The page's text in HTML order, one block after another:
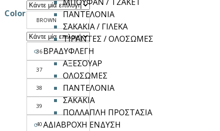
ΜΠΟΥΦΑΝ / ΤΖΑΚΕΤ
ΠΑΝΤΕΛΟΝΙΑ
ΣΑΚΑΚΙΑ / ΓΙΛΕΚΑ
ΤΙΡΑΝΤΕΣ / ΟΛΟΣΩΜΕΣ
ΒΡΑΔΥΦΛΕΓΗ
ΑΞΕΣΟΥΑΡ
ΟΛΟΣΩΜΕΣ
ΠΑΝΤΕΛΟΝΙΑ
ΣΑΚΑΚΙΑ
ΠΟΛΛΑΠΛΗ ΠΡΟΣΤΑΣΙΑ
ΑΔΙΑΒΡΟΧΗ ΕΝΔΥΣΗ
Color
BROWN
36
37
38
39
40